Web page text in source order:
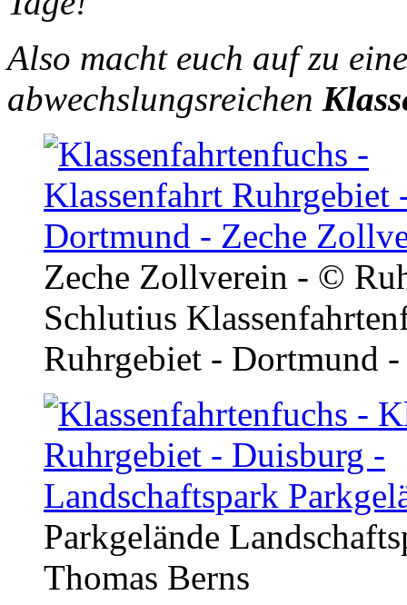
Also macht euch auf zu
abwechslungsreichen
Zeche Zollverein - ©
Schlutius
Ruhrgebiet - Dortmund
Parkgelände
Thomas Berns